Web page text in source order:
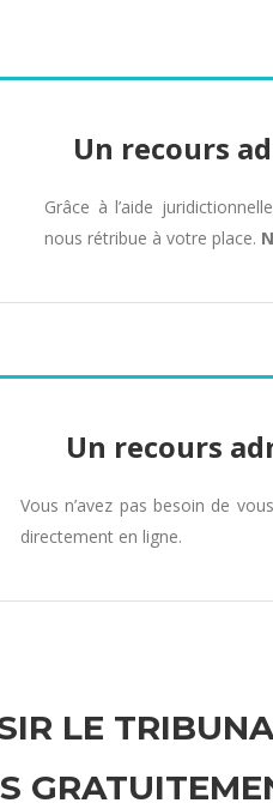
Un recours
Grâce à l’aide
nous rétribue à votre place.
Un recours
Vous n’avez pas besoin de
directement en ligne.
LE